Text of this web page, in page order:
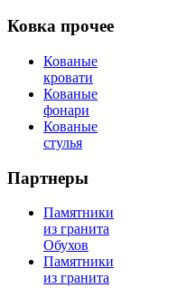
Ковка прочее
Кованые
кровати
Кованые
фонари
Кованые
стулья
Партнеры
Памятники
из гранита
Обухов
Памятники
из гранита